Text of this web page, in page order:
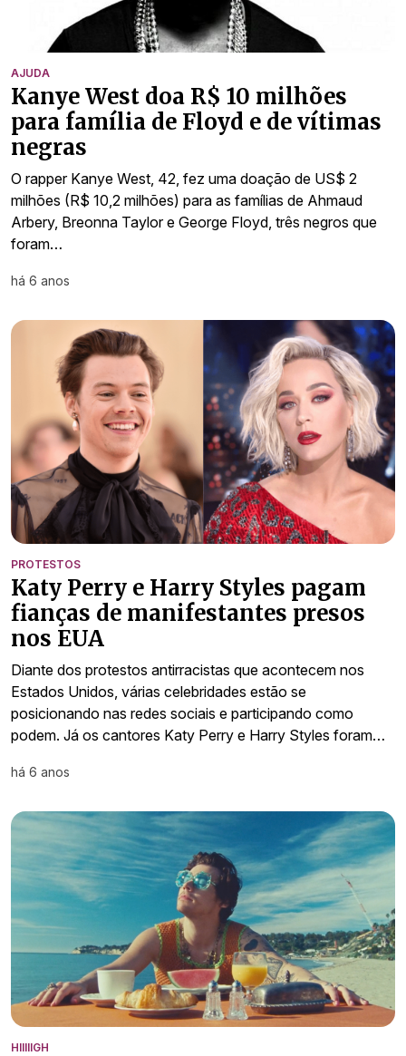
AJUDA
Kanye West doa R$ 10 milhões
para família de Floyd e de vítimas
negras
O rapper Kanye West, 42, fez uma doação de US$ 2
milhões (R$ 10,2 milhões) para as famílias de Ahmaud
Arbery, Breonna Taylor e George Floyd, três negros que
foram…
há 6 anos
PROTESTOS
Katy Perry e Harry Styles pagam
fianças de manifestantes presos
nos EUA
Diante dos protestos antirracistas que acontecem nos
Estados Unidos, várias celebridades estão se
posicionando nas redes sociais e participando como
podem. Já os cantores Katy Perry e Harry Styles foram…
há 6 anos
HIIIIIGH